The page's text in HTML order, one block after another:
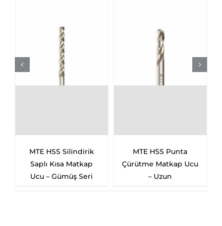
Silindirik
Matkap
Seri
MTE HSS Punta
Çürütme Matkap Ucu
– Uzun
HSS Çift
Matkap Ucu